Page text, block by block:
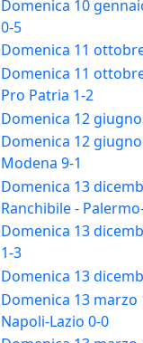
Domenica 10
0-5
Domenica 11
Domenica 11
Pro Patria 1-2
Domenica 12
Domenica 12 giugno
Modena 9-1
Domenica 13
Ranchibile -
Domenica 13
1-3
Domenica 13
Domenica 13 marzo
Napoli-Lazio 0-0